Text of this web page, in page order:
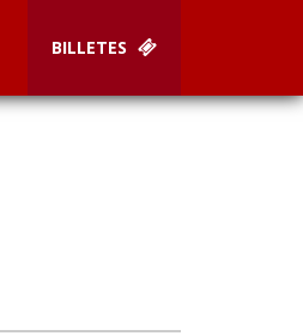
BILLETES